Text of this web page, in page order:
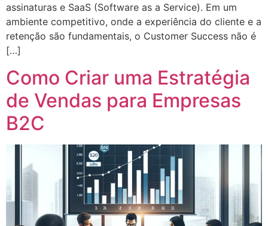
assinaturas e SaaS (Software as a Service). Em um
ambiente competitivo, onde a experiência do cliente e a
retenção são fundamentais, o Customer Success não é
[…]
Como Criar uma Estratégia
de Vendas para Empresas
B2C